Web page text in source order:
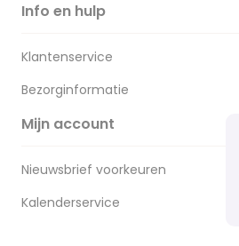
Info en hulp
Klantenservice
Bezorginformatie
Mijn account
Nieuwsbrief voorkeuren
Kalenderservice